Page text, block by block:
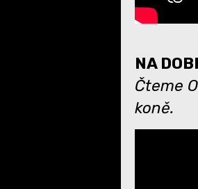
NA
Čteme
koně.